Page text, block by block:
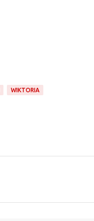
WIKTORIA